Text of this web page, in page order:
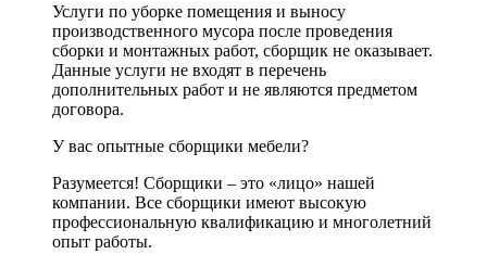
Услуги по уборке помещения и выносу
производственного мусора после проведения
сборки и монтажных работ, сборщик не оказывает.
Данные услуги не входят в перечень
дополнительных работ и не являются предметом
договора.
У вас опытные сборщики мебели?
Разумеется! Сборщики – это «лицо» нашей
компании. Все сборщики имеют высокую
профессиональную квалификацию и многолетний
опыт работы.